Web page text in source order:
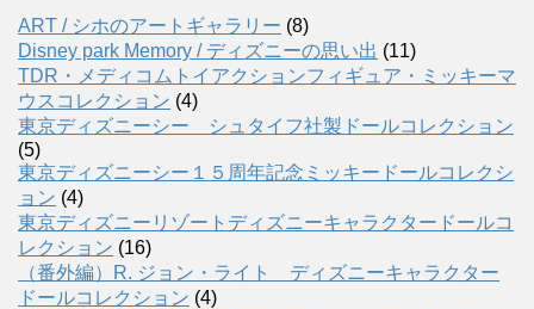
ART / シホのアートギャラリー (8)
Disney park Memory / ディズニーの思い出 (11)
TDR・メディコムトイアクションフィギュア・ミッキーマ
ウスコレクション (4)
東京ディズニーシー シュタイフ社製ドールコレクション
(5)
東京ディズニーシー１５周年記念ミッキードールコレクシ
ョン (4)
東京ディズニーリゾートディズニーキャラクタードールコ
レクション (16)
（番外編）R. ジョン・ライト ディズニーキャラクター
ドールコレクション (4)